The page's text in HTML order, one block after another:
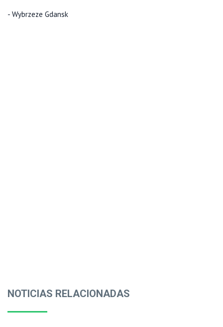
- Wybrzeze Gdansk
NOTICIAS RELACIONADAS